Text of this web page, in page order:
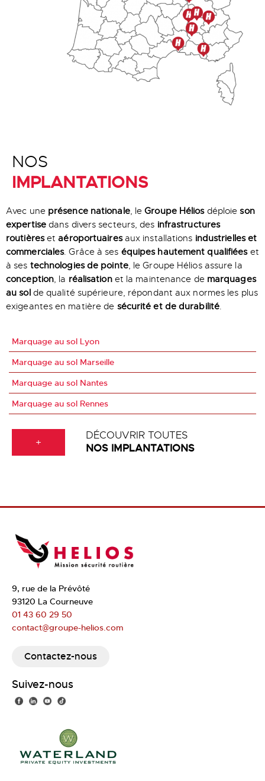
NOS
IMPLANTATIONS
Avec une présence nationale, leGroupe Héliosdéploieson
expertisedans divers secteurs, des infrastructures
routièresetaéroportuairesaux installations industrielles et
commerciales. Grâce à ses équipes hautement qualifiéeset
à ses technologies de pointe, le Groupe Hélios assure la
conception, la réalisationet la maintenance de marquages
au solde qualité supérieure, répondant aux normes les plus
exigeantes en matière de sécurité et de durabilité.
Marquage au sol Lyon
Marquage au sol Marseille
Marquage au sol Nantes
Marquage au sol Rennes
+
DÉCOUVRIR TOUTES
NOS IMPLANTATIONS
9, rue de la Prévôté
93120 La Courneuve
01 43 60 29 50
contact@groupe-helios.com
Contactez-nous
Suivez-nous